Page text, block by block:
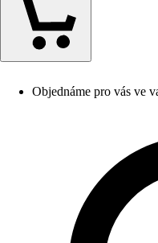
Objednáme pro vás ve